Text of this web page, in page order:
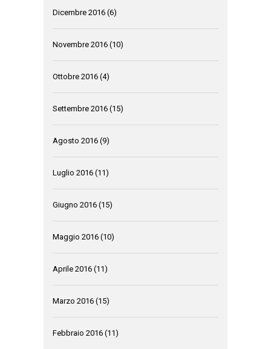
Dicembre 2016 (6)
Novembre 2016 (10)
Ottobre 2016 (4)
Settembre 2016 (15)
Agosto 2016 (9)
Luglio 2016 (11)
Giugno 2016 (15)
Maggio 2016 (10)
Aprile 2016 (11)
Marzo 2016 (15)
Febbraio 2016 (11)